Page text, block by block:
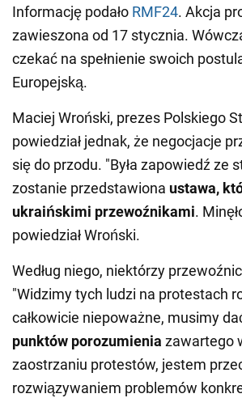
Informację podało RMF24. Akcja
zawieszona od 17 stycznia.
czekać na spełnienie swoich
Europejską.
Maciej Wroński, prezes Polskiego
powiedział jednak, że negocjacje
się do przodu. "Była zapowiedź
zostanie przedstawiona ustawa,
ukraińskimi przewoźnikami.
powiedział Wroński.
Według niego, niektórzy
"Widzimy tych ludzi na protestach
całkowicie niepoważne, musimy
punktów porozumienia zawartego
zaostrzaniu protestów, jestem
rozwiązywaniem problemów